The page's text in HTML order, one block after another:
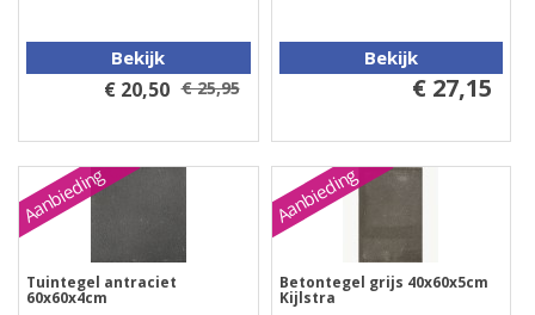
Bekijk
€ 20,50 € 25,95
Bekijk
€ 27,15
Aanbieding
Tuintegel antraciet
60x60x4cm
Aanbieding
Betontegel grijs 40x60x5cm
Kijlstra